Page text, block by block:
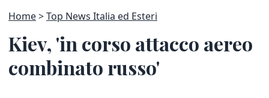
Home Top News Italia ed Esteri
Kiev, 'in corso attacco aereo
combinato russo'